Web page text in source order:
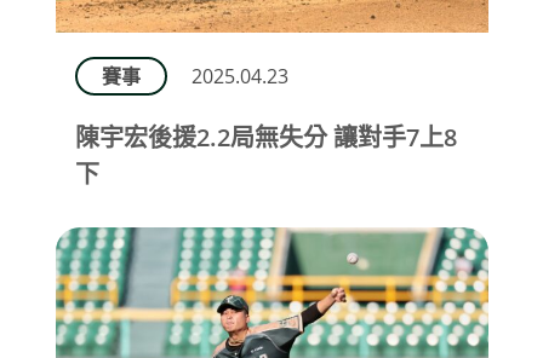
賽事 2025.04.23
陳宇宏後援2.2局無失分 讓對手7上8
下